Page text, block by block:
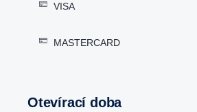
VISA
MASTERCARD
Otevírací doba